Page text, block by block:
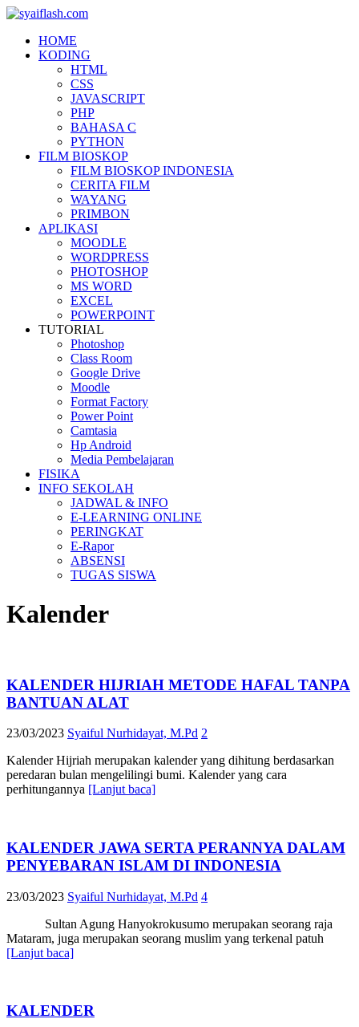
HOME
KODING
HTML
CSS
JAVASCRIPT
PHP
BAHASA C
PYTHON
FILM BIOSKOP
FILM BIOSKOP INDONESIA
CERITA FILM
WAYANG
PRIMBON
APLIKASI
MOODLE
WORDPRESS
PHOTOSHOP
MS WORD
EXCEL
POWERPOINT
TUTORIAL
Photoshop
Class Room
Google Drive
Moodle
Format Factory
Power Point
Camtasia
Hp Android
Media Pembelajaran
FISIKA
INFO SEKOLAH
JADWAL & INFO
E-LEARNING ONLINE
PERINGKAT
E-Rapor
ABSENSI
TUGAS SISWA
Kalender
KALENDER HIJRIAH METODE HAFAL TANPA
BANTUAN ALAT
23/03/2023 Syaiful Nurhidayat, M.Pd 2
Kalender Hijriah merupakan kalender yang dihitung berdasarkan
peredaran bulan mengelilingi bumi. Kalender yang cara
perhitungannya [Lanjut baca]
KALENDER JAWA SERTA PERANNYA DALAM
PENYEBARAN ISLAM DI INDONESIA
23/03/2023 Syaiful Nurhidayat, M.Pd 4
Sultan Agung Hanyokrokusumo merupakan seorang raja
Mataram, juga merupakan seorang muslim yang terkenal patuh
[Lanjut baca]
KALENDER